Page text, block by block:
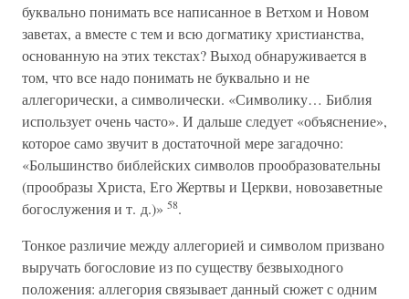
буквально понимать все написанное в Ветхом и Новом
заветах, а вместе с тем и всю догматику христианства,
основанную на этих текстах? Выход обнаруживается в
том, что все надо понимать не буквально и не
аллегорически, а символически. «Символику… Библия
использует очень часто». И дальше следует «объяснение»,
которое само звучит в достаточной мере загадочно:
«Большинство библейских символов прообразовательны
(прообразы Христа, Его Жертвы и Церкви, новозаветные
богослужения и т. д.)» 58.
Тонкое различие между аллегорией и символом призвано
выручать богословие из по существу безвыходного
положения: аллегория связывает данный сюжет с одним